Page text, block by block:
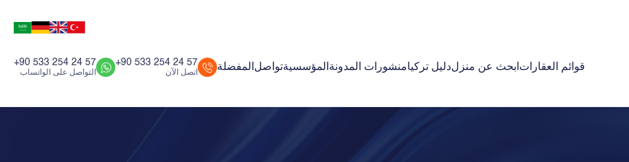
قوائم العقارات ابحث عن منزلدليل تركيامنشورات المدونة المؤسسيةتواصل المفضلة +90 533 254 24 57
اتصل الآن
+90 533 254 24 57
التواصل على الواتساب